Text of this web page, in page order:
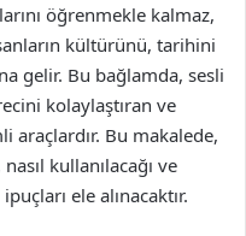
öğrenmekle kalmaz,
kültürünü, tarihini
gelir. Bu bağlamda, sesli
kolaylaştıran ve
araçlardır. Bu makalede,
kullanılacağı ve
ele alınacaktır.